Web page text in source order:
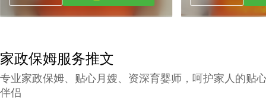
家政保姆服务推文
专业家政保姆、贴心月嫂、资深育婴师，呵护家人的贴
伴侣